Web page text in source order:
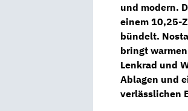
und modern.
einem 10,25-
bündelt.
bringt
Lenkrad und
Ablagen und
verlässlichen